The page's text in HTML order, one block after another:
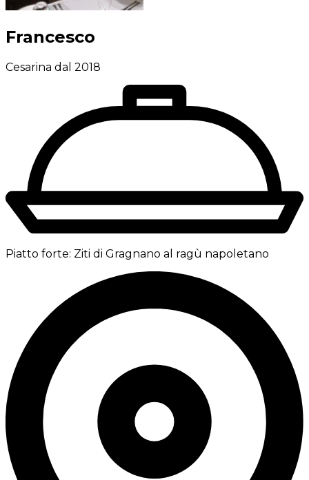
Francesco
Cesarina dal 2018
Piatto forte: Ziti di Gragnano al ragù napoletano